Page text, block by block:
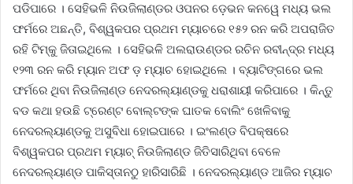
ପଡିପାରେ । ସେହିଭଳି ନିଉଜିଲାଣ୍ଡର ଓପନର ଡ଼େଭନ କନୱେ ମଧ୍ୟ ଭଲ
ଫର୍ମରେ ଅଛନ୍ତି, ବିଶ୍ୱକପର ପ୍ରଥମ ମ୍ୟାଚରେ ୧୫୨ ରନ କରି ଅପରାଜିତ
ରହି ଟିମ୍କୁ ଜିତାଇଥିଲେ । ସେହିଭଳି ଅଲରାଉଣ୍ଡର ରଚିନ ରବୀନ୍ଦ୍ର ମଧ୍ୟ
୧୨୩ ରନ କରି ମ୍ୟାନ ଅଫ ଡ଼ ମ୍ୟାଚ ହୋଇଥିଲେ । ବ୍ୟାଟିଙ୍ଗରେ ଭଲ
ଫର୍ମରେ ଥିବା ନିଉଜିଲାଣ୍ଡ ନେଦରଲ୍ୟାଣ୍ଡକୁ ଧରାଶାୟୀ କରିପାରେ । କିନ୍ତୁ
ବଡ କଥା ହଉଛି ଟ୍ରେଣ୍ଟ ବୋଲ୍ଟଙ୍କ ଘାତକ ବୋଲିଂ ଖେଳିବାକୁ
ନେଦରଲ୍ୟାଣ୍ଡକୁ ଅସୁବିଧା ହୋଇପାରେ । ଇଂଲଣ୍ଡ ବିପକ୍ଷରେ
ବିଶ୍ୱକପର ପ୍ରଥମ ମ୍ୟାଚ୍ ନିଉଜିଲାଣ୍ଡ ଜିତିସାରିଥିବା ବେଳେ
ନେଦରଲ୍ୟାଣ୍ଡ ପାକିସ୍ତାନଠୁ ହାରିସାରିଛି । ନେଦରଲ୍ୟାଣ୍ଡ ଆଜିର ମ୍ୟାଚ